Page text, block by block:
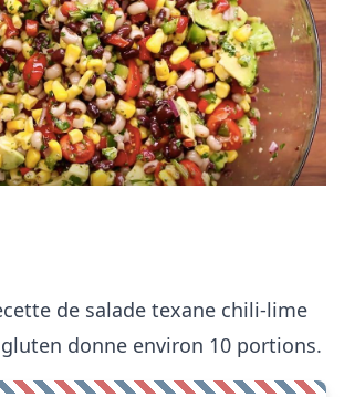
de salade texane chili-lime
donne environ 10 portions.